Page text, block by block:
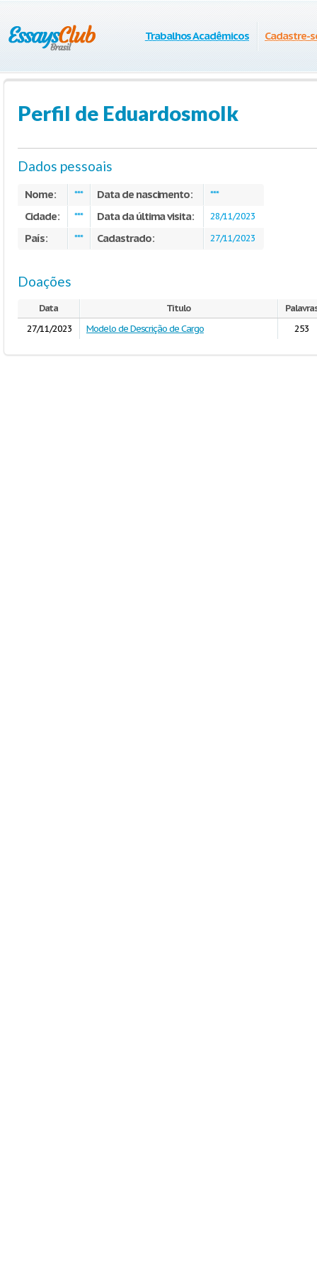
Trabalhos Acadêmicos Cadastre-
Perfil de Eduardosmolk
Dados pessoais
Nome: *** Data de nascimento: ***
Cidade: *** Data da última visita: 28/11/2023
País: *** Cadastrado: 27/11/2023
Doações
Data Título
27/11/2023
Modelo de Descrição de Cargo 253